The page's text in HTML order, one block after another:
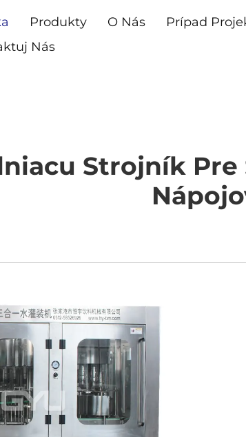
Produkty O Nás Prípad
Nás
Strojník Pre